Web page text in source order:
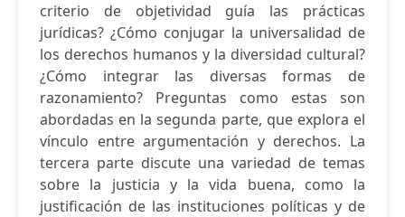
criterio de objetividad guía las prácticas
jurídicas? ¿Cómo conjugar la universalidad de
los derechos humanos y la diversidad cultural?
¿Cómo integrar las diversas formas de
razonamiento? Preguntas como estas son
abordadas en la segunda parte, que explora el
vínculo entre argumentación y derechos. La
tercera parte discute una variedad de temas
sobre la justicia y la vida buena, como la
justificación de las instituciones políticas y de